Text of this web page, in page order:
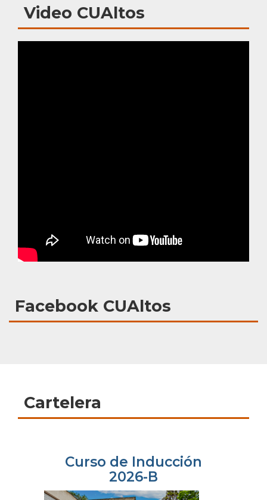
Video CUAltos
Facebook CUAltos
Cartelera
Curso de Inducción
2026-B